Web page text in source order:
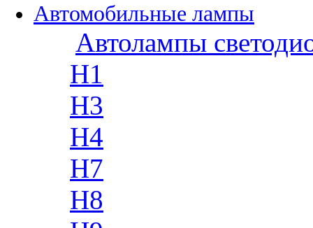
Автомобильные лампы
Автолампы
H1
H3
H4
H7
H8